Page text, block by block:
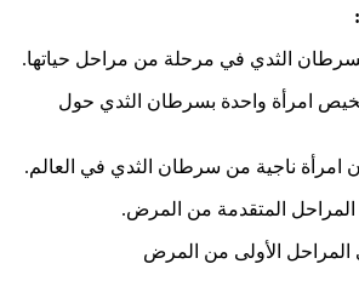
تشخيص امرأة واحدة بسرطان الثدي حول